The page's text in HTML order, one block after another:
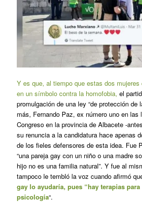
Y es que, al tiempo que estas dos
en un símbolo contra la homofobia, el
promulgación de una ley “de protección de
más, Fernando Paz, ex número uno en las
Congreso en la provincia de Albacete -
su renuncia a la candidatura hace apenas
de los fieles defensores de esta idea. Fue
“una pareja gay con un niño o una madre
hijo no es una familia natural”. Y fue al
tampoco le tembló la voz cuando afirmó
gay lo ayudaría, pues “hay terapias
psicología“.